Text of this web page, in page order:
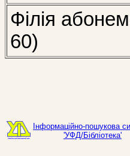
Філія
60)
Інформаційно-пошукова
'УФД/Бібліотека'